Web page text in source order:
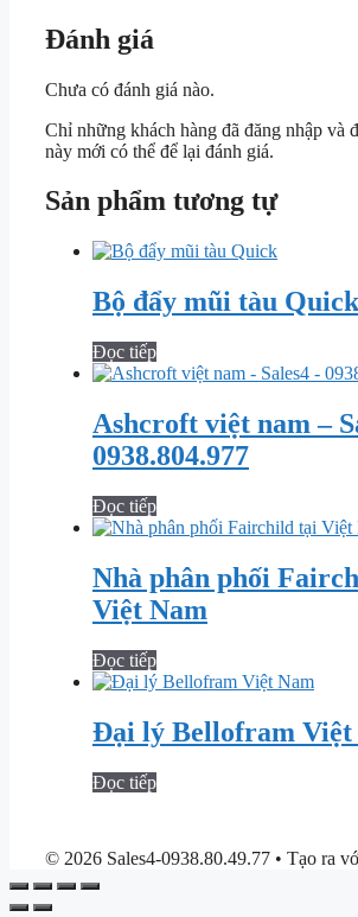
Đánh giá
Chưa có đánh giá nào.
Chỉ những khách hàng đã đăng nhập và
này mới có thể để lại đánh giá.
Sản phẩm tương tự
Bộ đẩy mũi tàu Quick
Đọc tiếp
Ashcroft việt nam –
0938.804.977
Đọc tiếp
Nhà phân phối
Việt Nam
Đọc tiếp
Đại lý Bellofram Việt
Đọc tiếp
© 2026 Sales4-0938.80.49.77 • Tạo ra